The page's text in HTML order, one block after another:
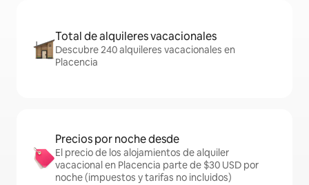
Total de alquileres vacacionales
Descubre 240 alquileres vacacionales en
Placencia
Precios por noche desde
El precio de los alojamientos de alquiler
vacacional en Placencia parte de $30 USD por
noche (impuestos y tarifas no incluidos)